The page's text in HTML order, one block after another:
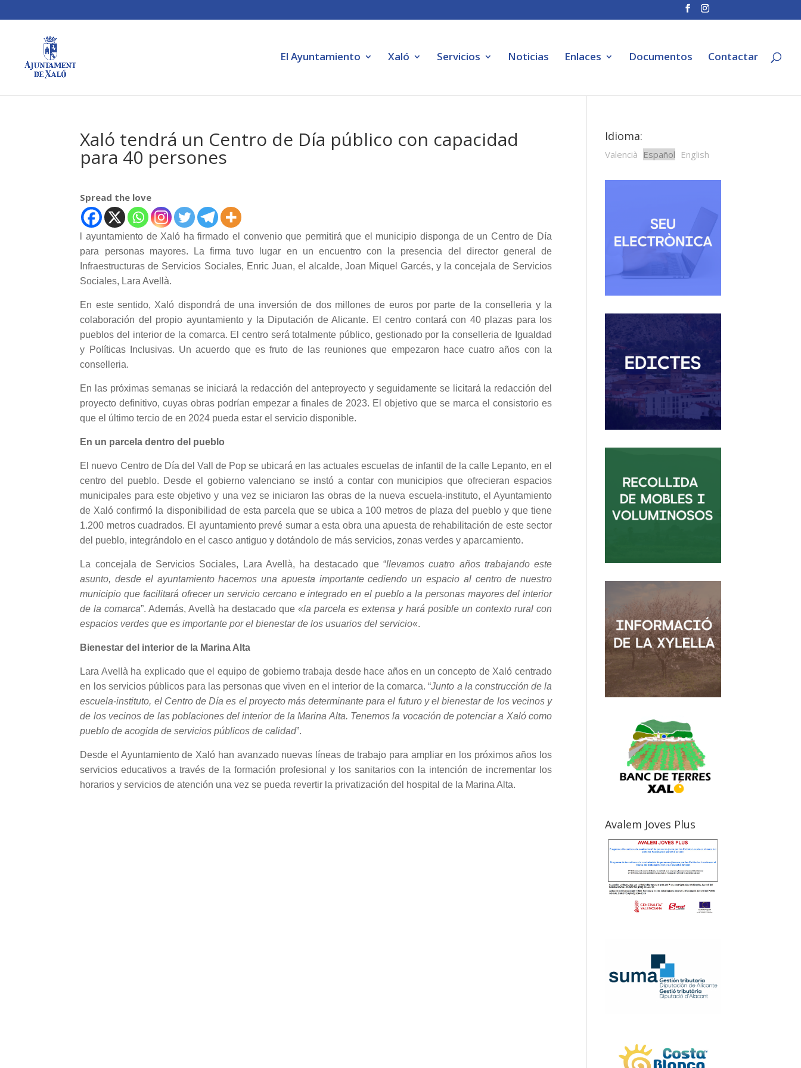
El Ayuntamiento Xaló Servicios Noticias Enlaces Documentos Contactar
Xaló tendrá un Centro de Día público con capacidad
para 40 persones
Spread the love
l ayuntamiento de Xaló ha firmado el convenio que permitirá que el municipio disponga de un Centro de Día
para personas mayores. La firma tuvo lugar en un encuentro con la presencia del director general de
Infraestructuras de Servicios Sociales, Enric Juan, el alcalde, Joan Miquel Garcés, y la concejala de Servicios
Sociales, Lara Avellà.
En este sentido, Xaló dispondrá de una inversión de dos millones de euros por parte de la conselleria y la
colaboración del propio ayuntamiento y la Diputación de Alicante. El centro contará con 40 plazas para los
pueblos del interior de la comarca. El centro será totalmente público, gestionado por la conselleria de Igualdad
y Políticas Inclusivas. Un acuerdo que es fruto de las reuniones que empezaron hace cuatro años con la
conselleria.
En las próximas semanas se iniciará la redacción del anteproyecto y seguidamente se licitará la redacción del
proyecto definitivo, cuyas obras podrían empezar a finales de 2023. El objetivo que se marca el consistorio es
que el último tercio de en 2024 pueda estar el servicio disponible.
En un parcela dentro del pueblo
El nuevo Centro de Día del Vall de Pop se ubicará en las actuales escuelas de infantil de la calle Lepanto, en el
centro del pueblo. Desde el gobierno valenciano se instó a contar con municipios que ofrecieran espacios
municipales para este objetivo y una vez se iniciaron las obras de la nueva escuela-instituto, el Ayuntamiento
de Xaló confirmó la disponibilidad de esta parcela que se ubica a 100 metros de plaza del pueblo y que tiene
1.200 metros cuadrados. El ayuntamiento prevé sumar a esta obra una apuesta de rehabilitación de este sector
del pueblo, integrándolo en el casco antiguo y dotándolo de más servicios, zonas verdes y aparcamiento.
La concejala de Servicios Sociales, Lara Avellà, ha destacado que “llevamos cuatro años trabajando este
asunto, desde el ayuntamiento hacemos una apuesta importante cediendo un espacio al centro de nuestro
municipio que facilitará ofrecer un servicio cercano e integrado en el pueblo a la personas mayores del interior
de la comarca”. Además, Avellà ha destacado que «la parcela es extensa y hará posible un contexto rural con
espacios verdes que es importante por el bienestar de los usuarios del servicio«.
Bienestar del interior de la Marina Alta
Lara Avellà ha explicado que el equipo de gobierno trabaja desde hace años en un concepto de Xaló centrado
en los servicios públicos para las personas que viven en el interior de la comarca. “Junto a la construcción de la
escuela-instituto, el Centro de Día es el proyecto más determinante para el futuro y el bienestar de los vecinos y
de los vecinos de las poblaciones del interior de la Marina Alta. Tenemos la vocación de potenciar a Xaló como
pueblo de acogida de servicios públicos de calidad”.
Desde el Ayuntamiento de Xaló han avanzado nuevas líneas de trabajo para ampliar en los próximos años los
servicios educativos a través de la formación profesional y los sanitarios con la intención de incrementar los
horarios y servicios de atención una vez se pueda revertir la privatización del hospital de la Marina Alta.
Idioma:
Valencià Español English
Avalem Joves Plus